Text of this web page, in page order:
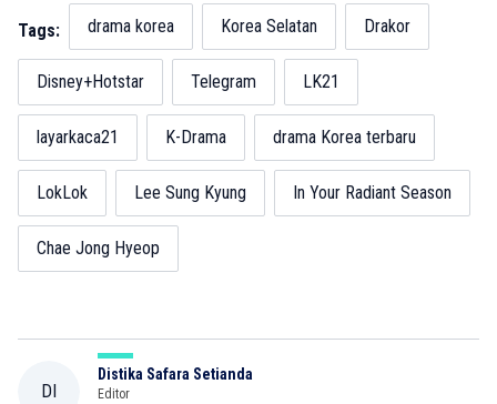
Tags: drama korea Korea Selatan Drakor
Disney+Hotstar Telegram LK21
layarkaca21 K-Drama drama Korea terbaru
LokLok Lee Sung Kyung In Your Radiant Season
Chae Jong Hyeop
DI
Distika Safara Setianda
Editor